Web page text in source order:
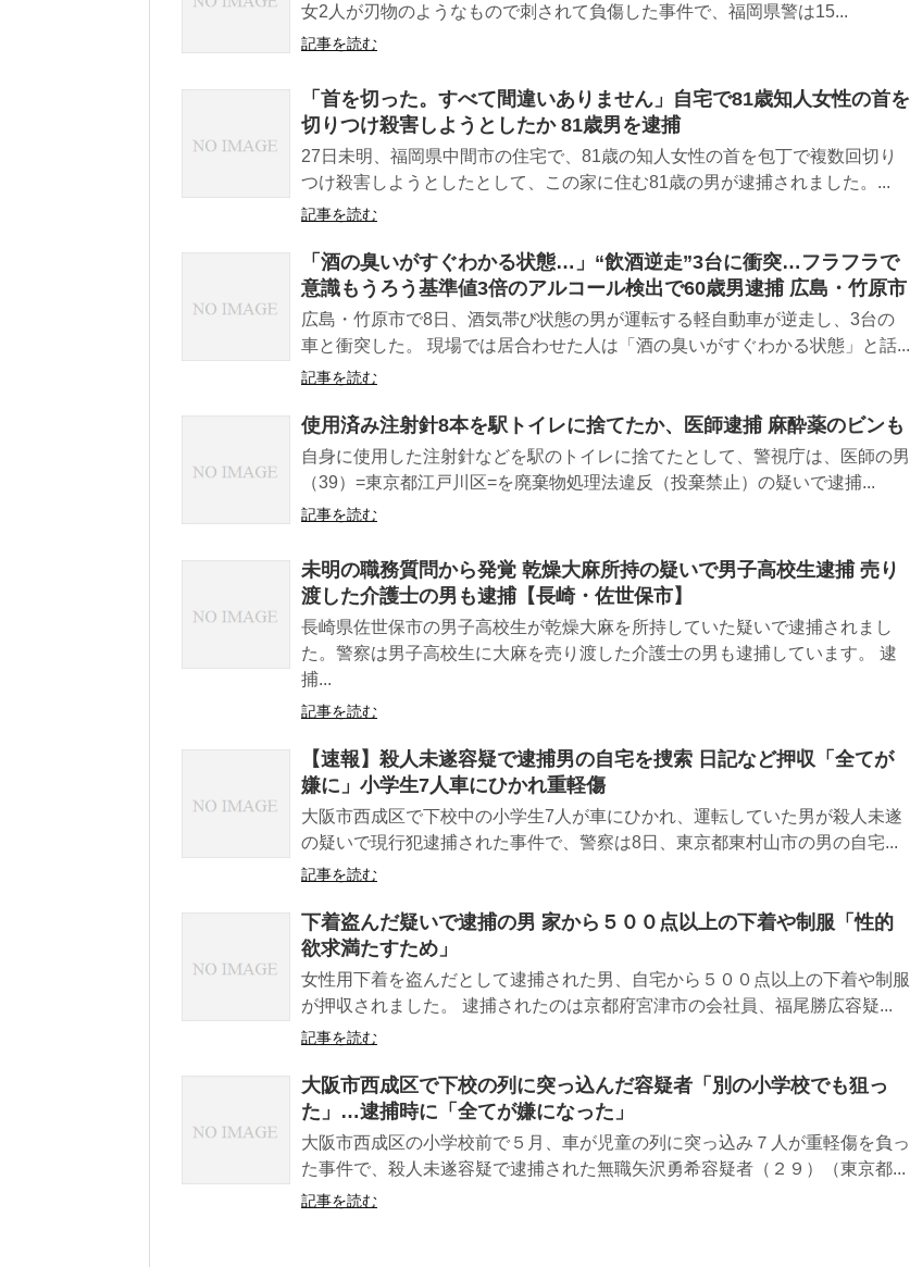
女2人が刃物のようなもので刺されて負傷した事件で、福岡県警は15...
記事を読む
「首を切った。すべて間違いありません」自宅で81歳知人女性の首を
切りつけ殺害しようとしたか 81歳男を逮捕
27日未明、福岡県中間市の住宅で、81歳の知人女性の首を包丁で複数回切り
つけ殺害しようとしたとして、この家に住む81歳の男が逮捕されました。...
記事を読む
「酒の臭いがすぐわかる状態…」“飲酒逆走”3台に衝突…フラフラで
意識もうろう基準値3倍のアルコール検出で60歳男逮捕 広島・竹原市
広島・竹原市で8日、酒気帯び状態の男が運転する軽自動車が逆走し、3台の
車と衝突した。 現場では居合わせた人は「酒の臭いがすぐわかる状態」と話...
記事を読む
使用済み注射針8本を駅トイレに捨てたか、医師逮捕 麻酔薬のビンも
自身に使用した注射針などを駅のトイレに捨てたとして、警視庁は、医師の男
（39）=東京都江戸川区=を廃棄物処理法違反（投棄禁止）の疑いで逮捕...
記事を読む
未明の職務質問から発覚 乾燥大麻所持の疑いで男子高校生逮捕 売り
渡した介護士の男も逮捕【長崎・佐世保市】
長崎県佐世保市の男子高校生が乾燥大麻を所持していた疑いで逮捕されまし
た。警察は男子高校生に大麻を売り渡した介護士の男も逮捕しています。 逮
捕...
記事を読む
【速報】殺人未遂容疑で逮捕男の自宅を捜索 日記など押収「全てが
嫌に」小学生7人車にひかれ重軽傷
大阪市西成区で下校中の小学生7人が車にひかれ、運転していた男が殺人未遂
の疑いで現行犯逮捕された事件で、警察は8日、東京都東村山市の男の自宅...
記事を読む
下着盗んだ疑いで逮捕の男 家から５００点以上の下着や制服「性的
欲求満たすため」
女性用下着を盗んだとして逮捕された男、自宅から５００点以上の下着や制服
が押収されました。 逮捕されたのは京都府宮津市の会社員、福尾勝広容疑...
記事を読む
大阪市西成区で下校の列に突っ込んだ容疑者「別の小学校でも狙っ
た」…逮捕時に「全てが嫌になった」
大阪市西成区の小学校前で５月、車が児童の列に突っ込み７人が重軽傷を負っ
た事件で、殺人未遂容疑で逮捕された無職矢沢勇希容疑者（２９）（東京都...
記事を読む